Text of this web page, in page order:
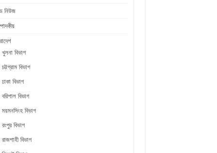
নিউজ
খুলনা বিভাগ
চট্টগ্রাম বিভাগ
ঢাকা বিভাগ
বরিশাল বিভাগ
ময়মনসিংহ বিভাগ
রংপুর বিভাগ
রাজশাহী বিভাগ